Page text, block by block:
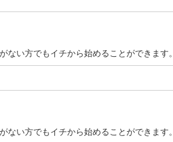
い方でもイチから始めることができます。
い方でもイチから始めることができます。